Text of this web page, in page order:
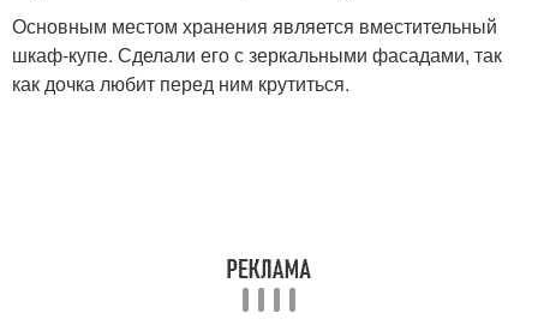
Основным местом хранения является вместительный
шкаф-купе. Сделали его с зеркальными фасадами, так
как дочка любит перед ним крутиться.